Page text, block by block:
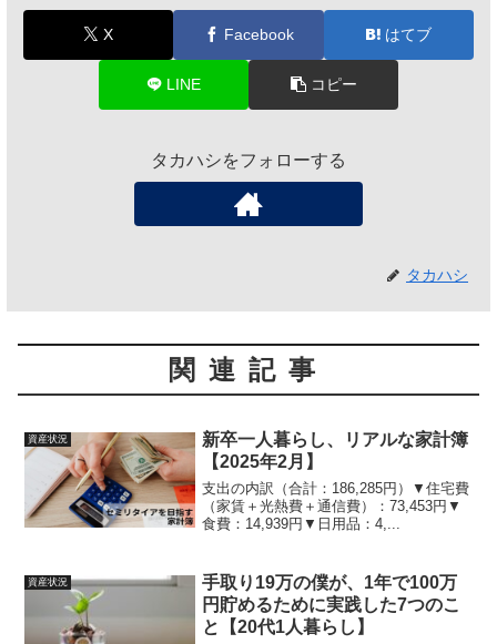
X Facebook はてブ
LINE コピー
タカハシをフォローする
タカハシ
関連記事
資産状況
新卒一人暮らし、リアルな家計簿
【2025年2月】
支出の内訳（合計：186,285円）▼住宅費
（家賃＋光熱費＋通信費）：73,453円▼
食費：14,939円▼日用品：4,...
資産状況
手取り19万の僕が、1年で100万
円貯めるために実践した7つのこ
と【20代1人暮らし】